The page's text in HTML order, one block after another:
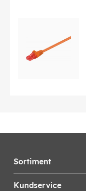
Sortiment
Kundservice